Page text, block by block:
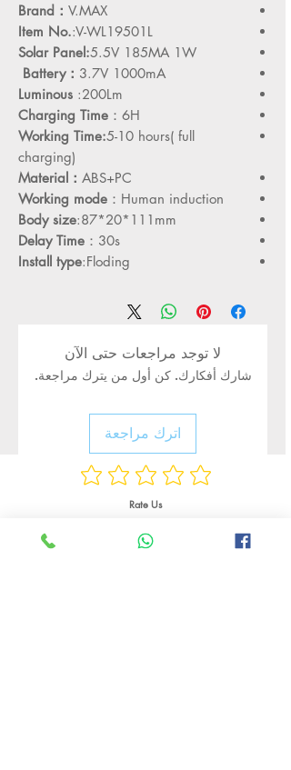
Brand： V.MAX
Item No.:V-WL19501L
Solar Panel:5.5V 185MA 1W
Battery： 3.7V 1000mA
Luminous :200Lm
Charging Time ：6H
Working Time:5-10 hours( full
charging)
Material： ABS+PC
Working mode ：Human induction
Body size:87*20*111mm
Delay Time ：30s
Install type:Floding
لا توجد مراجعات حتى الآن
شارك أفكارك. كن أول من يترك مراجعة.
اترك مراجعة
Rate Us
منتجات ذات صلة